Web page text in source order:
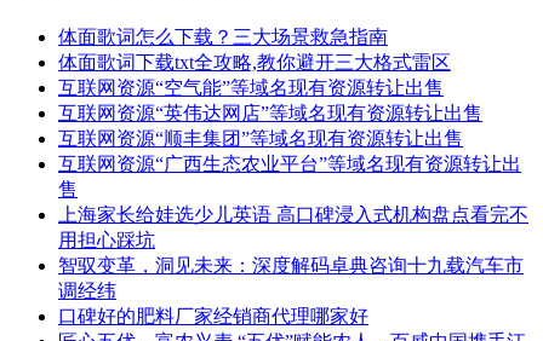
体面歌词怎么下载？三大场景救急指南
体面歌词下载txt全攻略,教你避开三大格式雷区
互联网资源“空气能”等域名现有资源转让出售
互联网资源“英伟达网店”等域名现有资源转让出售
互联网资源“顺丰集团”等域名现有资源转让出售
互联网资源“广西生态农业平台”等域名现有资源转让出
售
上海家长给娃选少儿英语 高口碑浸入式机构盘点看完不
用担心踩坑
智驭变革，洞见未来：深度解码卓典咨询十九载汽车市
调经纬
口碑好的肥料厂家经销商代理哪家好